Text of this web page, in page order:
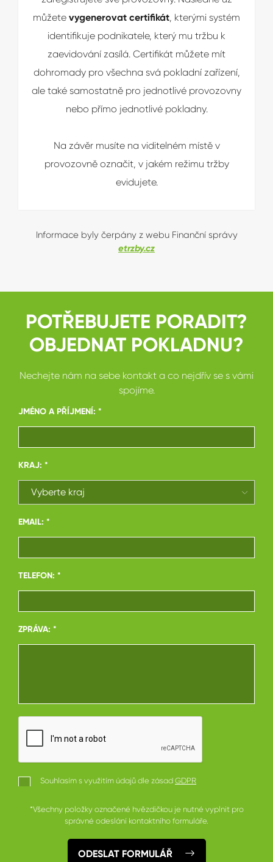
můžete vygenerovat certifikát, kterými systém
identifikuje podnikatele, který mu tržbu k
zaevidování zasílá. Certifikát můžete mít
dohromady pro všechna svá pokladní zařízení,
ale také samostatně pro jednotlivé provozovny
nebo přímo jednotlivé pokladny.
Na závěr musíte na viditelném místě v
provozovně označit, v jakém režimu tržby
evidujete.
Informace byly čerpány z webu Finanční správy
etrzby.cz
POTŘEBUJETE PORADIT?
OBJEDNAT POKLADNU?
Nechejte nám na sebe kontakt a co nejdřív se s vámi
spojíme.
JMÉNO A PŘÍJMENÍ: *
KRAJ: *
EMAIL: *
TELEFON: *
ZPRÁVA: *
Souhlasím s využitím údajů dle zásad GDPR
*Všechny položky označené hvězdičkou je nutné vyplnit pro
správné odeslání kontaktního formuláře.
ODESLAT FORMULÁŘ